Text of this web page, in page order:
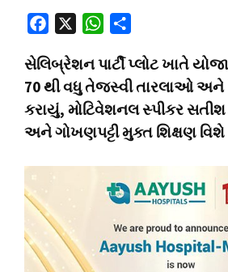
c
e
b
o
k
a
t
s
A
p
a
r
e
સેલિબ્રેશન પાર્ટી પ્લોટ ખાતે
70 થી વધુ તેજસ્વી તારલાઓ અને
કરાયું, મોટિવેશનલ સ્પીકર
અને ગોખણપટ્ટી મુક્ત શિક્ષણ